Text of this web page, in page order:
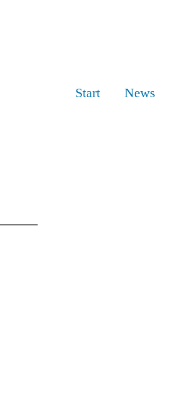
Start News